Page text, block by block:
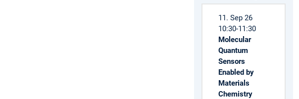
11. Sep 26
10:30-11:30
Molecular
Quantum
Sensors
Enabled by
Materials
Chemistry